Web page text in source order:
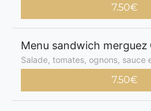
7.50€
Menu sandwich merguez
Salade, tomates, ognons, sauce
7.50€